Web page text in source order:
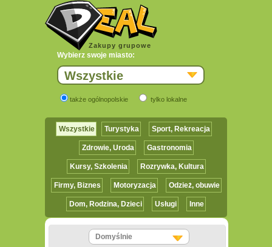
Zakupy grupowe
Wybierz swoje miasto:
Wszystkie
także ogólnopolskie tylko lokalne
Wszystkie Turystyka Sport, Rekreacja
Zdrowie, Uroda Gastronomia
Kursy, Szkolenia Rozrywka, Kultura
Firmy, Biznes Motoryzacja Odzież, obuwie
Dom, Rodzina, Dzieci Usługi Inne
Domyślnie